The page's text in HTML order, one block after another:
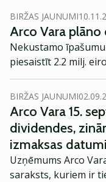
BIRŽAS JAUNUMI
Arco Vara
Nekustamo
piesaistīt 2.2 milj.
BIRŽAS JAUNUMI
Arco Vara 15.
dividendes,
izmaksas datumi
Uzņēmums Arco
saraksts, kuriem ir